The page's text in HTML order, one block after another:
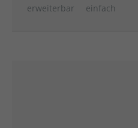
erweiterbar
einfach